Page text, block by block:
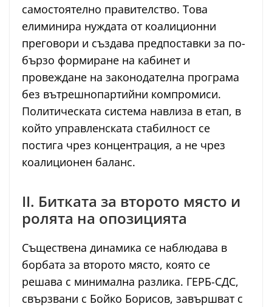
самостоятелно правителство. Това
елиминира нуждата от коалиционни
преговори и създава предпоставки за по-
бързо формиране на кабинет и
провеждане на законодателна програма
без вътрешнопартийни компромиси.
Политическата система навлиза в етап, в
който управленската стабилност се
постига чрез концентрация, а не чрез
коалиционен баланс.
II. Битката за второто място и
ролята на опозицията
Съществена динамика се наблюдава в
борбата за второто място, която се
решава с минимална разлика. ГЕРБ-СДС,
свързвани с Бойко Борисов, завършват с